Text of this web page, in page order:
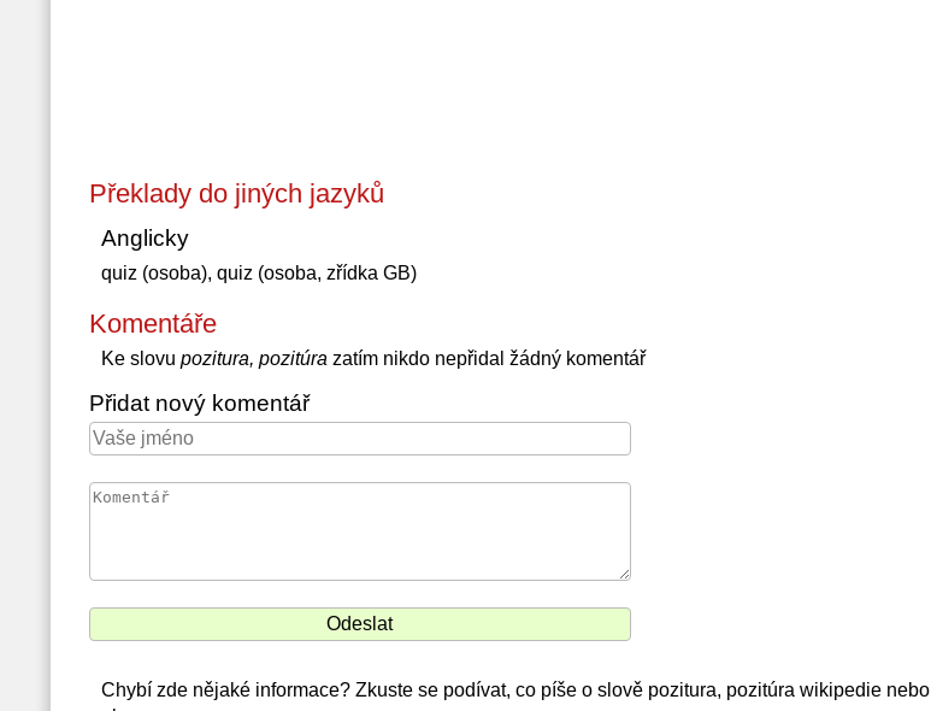
Překlady do jiných jazyků
Anglicky
quiz (osoba), quiz (osoba, zřídka GB)
Komentáře
Ke slovu pozitura, pozitúra zatím nikdo nepřidal žádný komentář
Přidat nový komentář
Chybí zde nějaké informace? Zkuste se podívat, co píše o slově pozitura, pozitúra wikipedie nebo